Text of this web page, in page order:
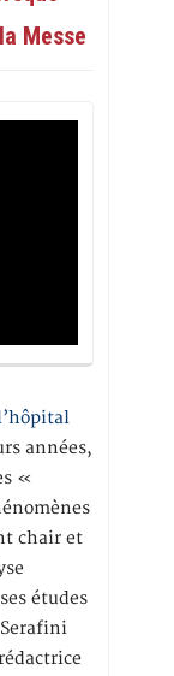
Messe
années,
«
chair et
études